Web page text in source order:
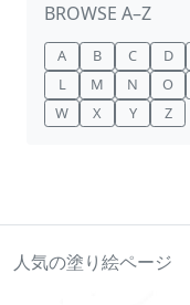
BROWSE A–Z
A B C D
L
M N O
W
X Y Z
人気の塗り絵ページ